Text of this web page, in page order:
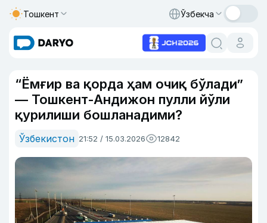
Тошкент Ўзбекча
“Ёмғир ва қорда ҳам очиқ бўлади”
— Тошкент-Андижон пулли йўли
қурилиши бошланадими?
Ўзбекистон 21:52 / 15.03.2026 12842